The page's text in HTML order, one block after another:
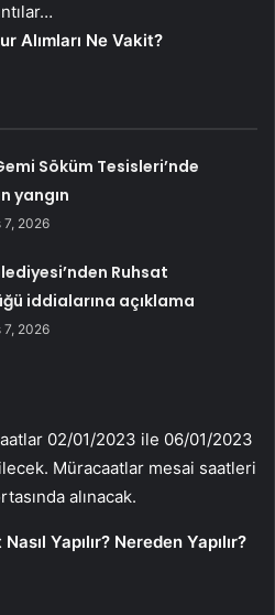
Alımları Ne Vakit?
Söküm Tesisleri’nde
yangın
7, 2026
Ruhsat
iddialarına açıklama
7, 2026
02/01/2023 ile 06/01/2023
Müracaatlar mesai saatleri
alınacak.
Yapılır? Nereden Yapılır?